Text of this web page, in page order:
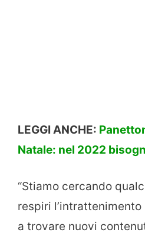
LEGGI ANCHE:
Natale: nel 2022
“Stiamo cercando
respiri
a trovare nuovi